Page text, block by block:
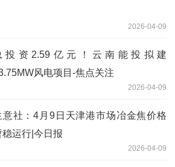
2026-04-09
投资2.59亿元！云南能投拟建
风电项目-焦点关注
2026-04-09
意社：4月9日天津港市场冶金焦价格
稳运行|今日报
2026-04-09